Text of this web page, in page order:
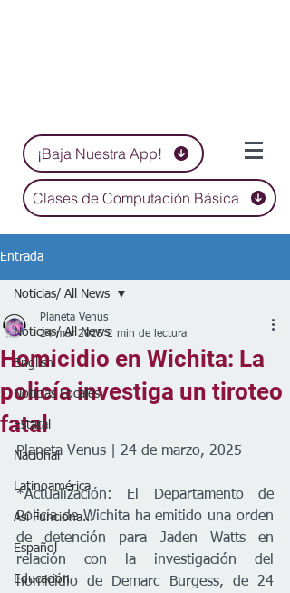
¡Baja Nuestra App!
Clases de Computación Básica
Entrada
Noticias/ All News
English
Noticias Locales
Estatal
Nacional
Latinoamérica
Así Funciona...
Español
Educación
Noticias/ All News
Homicidio en Wichita: La
policía investiga un tiroteo
fatal
Planeta Venus
24 mar 2025 2 min de lectura
Planeta Venus | 24 de marzo, 2025
*Actualización:
El Departamento de
Policía de Wichita ha emitido una orden
de detención para Jaden Watts en
relación con la investigación del
homicidio de Demarc Burgess, de 24